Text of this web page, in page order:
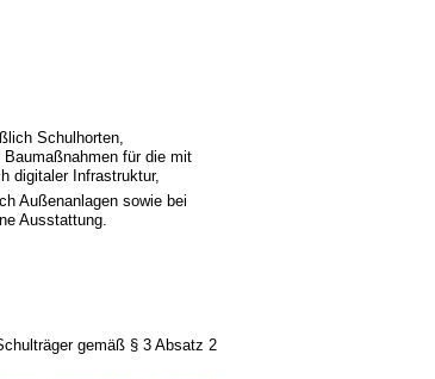
Schulhorten,
für die mit
digitaler Infrastruktur,
Außenanlagen sowie bei
Ausstattung.
gemäß § 3 Absatz 2